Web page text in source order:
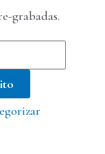
grabadas.